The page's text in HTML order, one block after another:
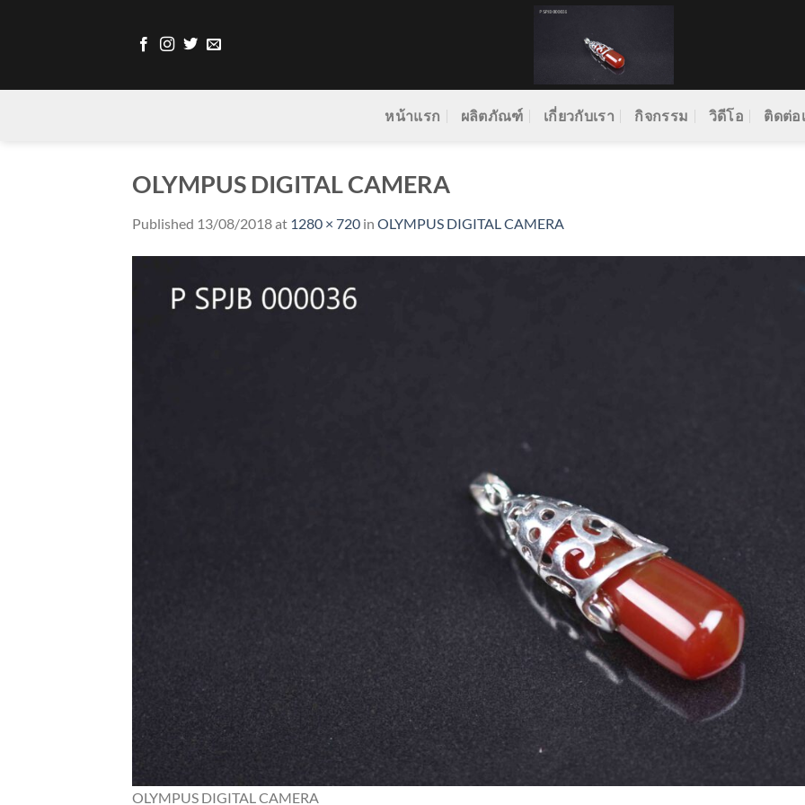
หน้าแรก ผลิตภัณฑ์ เกี่ยวกับเรา กิจกรรม วิดีโอ ติดต่อ
OLYMPUS DIGITAL CAMERA
Published 13/08/2018at 1280 × 720 in OLYMPUS DIGITAL CAMERA
OLYMPUS DIGITAL CAMERA